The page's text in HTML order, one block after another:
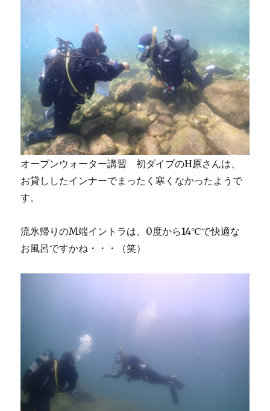
オープンウォーター講習 初ダイブのH原さんは、
お貸ししたインナーでまったく寒くなかったようで
す。
流氷帰りのM端イントラは、0度から14℃で快適な
お風呂ですかね・・・（笑）